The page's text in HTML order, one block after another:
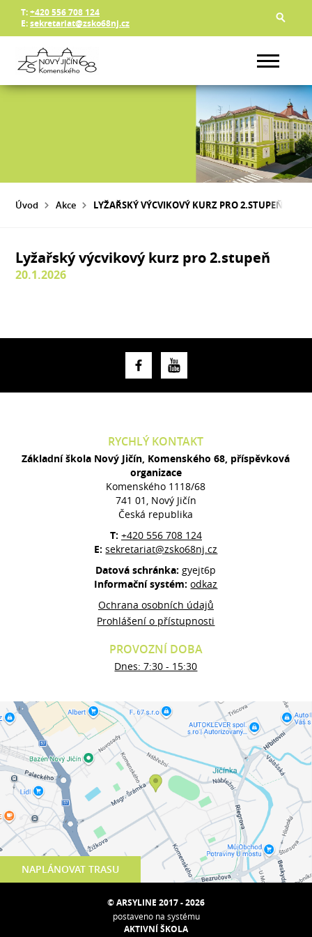
T:+420 556 708 124
E:sekretariat@zsko68nj.cz
Úvod Akce LYŽAŘSKÝ VÝCVIKOVÝ KURZ PRO 2.STUPEŇ
Lyžařský výcvikový kurz pro 2.stupeň
20.1.2026
NAPLÁNOVAT TRASU
RYCHLÝ KONTAKT
Základní škola Nový Jičín, Komenského 68, příspěvková
organizace
Komenského 1118/68
741 01, Nový Jičín
Česká republika
T: +420 556 708 124
E:sekretariat@zsko68nj.cz
Datová schránka:gyejt6p
Informační systém:odkaz
Ochrana osobních údajů
Prohlášení o přístupnosti
PROVOZNÍ DOBA
Dnes: 7:30 - 15:30
© ARSYLINE 2017 - 2026
postaveno na systému
AKTIVNÍ ŠKOLA